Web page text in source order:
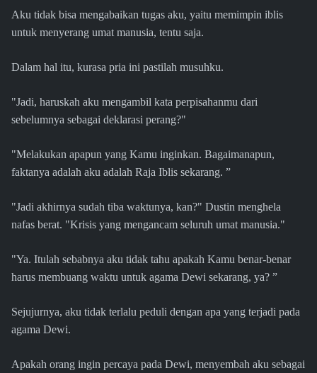
Aku tidak bisa mengabaikan tugas aku, yaitu memimpin iblis
untuk menyerang umat manusia, tentu saja.
Dalam hal itu, kurasa pria ini pastilah musuhku.
"Jadi, haruskah aku mengambil kata perpisahanmu dari
sebelumnya sebagai deklarasi perang?"
"Melakukan apapun yang Kamu inginkan. Bagaimanapun,
faktanya adalah aku adalah Raja Iblis sekarang. ”
"Jadi akhirnya sudah tiba waktunya, kan?" Dustin menghela
nafas berat. "Krisis yang mengancam seluruh umat manusia."
"Ya. Itulah sebabnya aku tidak tahu apakah Kamu benar-benar
harus membuang waktu untuk agama Dewi sekarang, ya? ”
Sejujurnya, aku tidak terlalu peduli dengan apa yang terjadi pada
agama Dewi.
Apakah orang ingin percaya pada Dewi, menyembah aku sebagai